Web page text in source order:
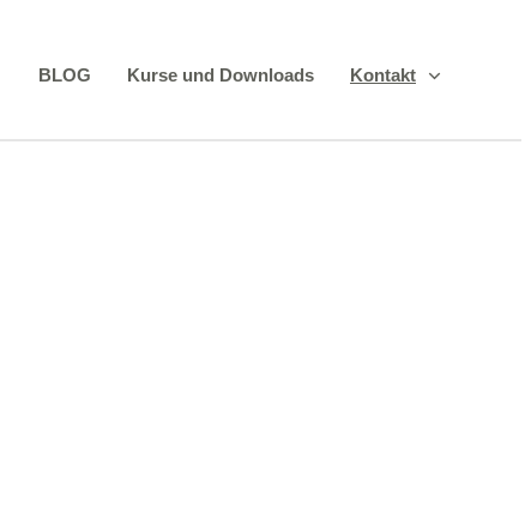
BLOG Kurse und Downloads Kontakt